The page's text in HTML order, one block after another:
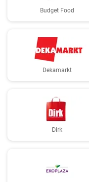
Budget Food
Dekamarkt
Dirk